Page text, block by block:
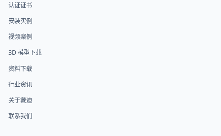
认证证书
安装实例
视频案例
3D 模型下载
资料下载
行业资讯
关于戴迪
联系我们